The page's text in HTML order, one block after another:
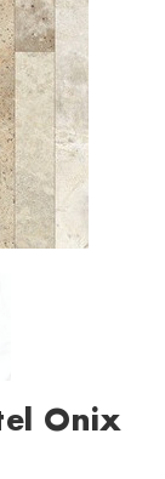
Onix